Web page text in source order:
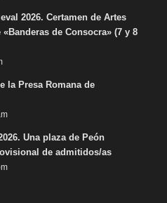
2026. Certamen de Artes
de Consocra» (7 y 8
la Presa Romana de
Una plaza de Peón
de admitidos/as